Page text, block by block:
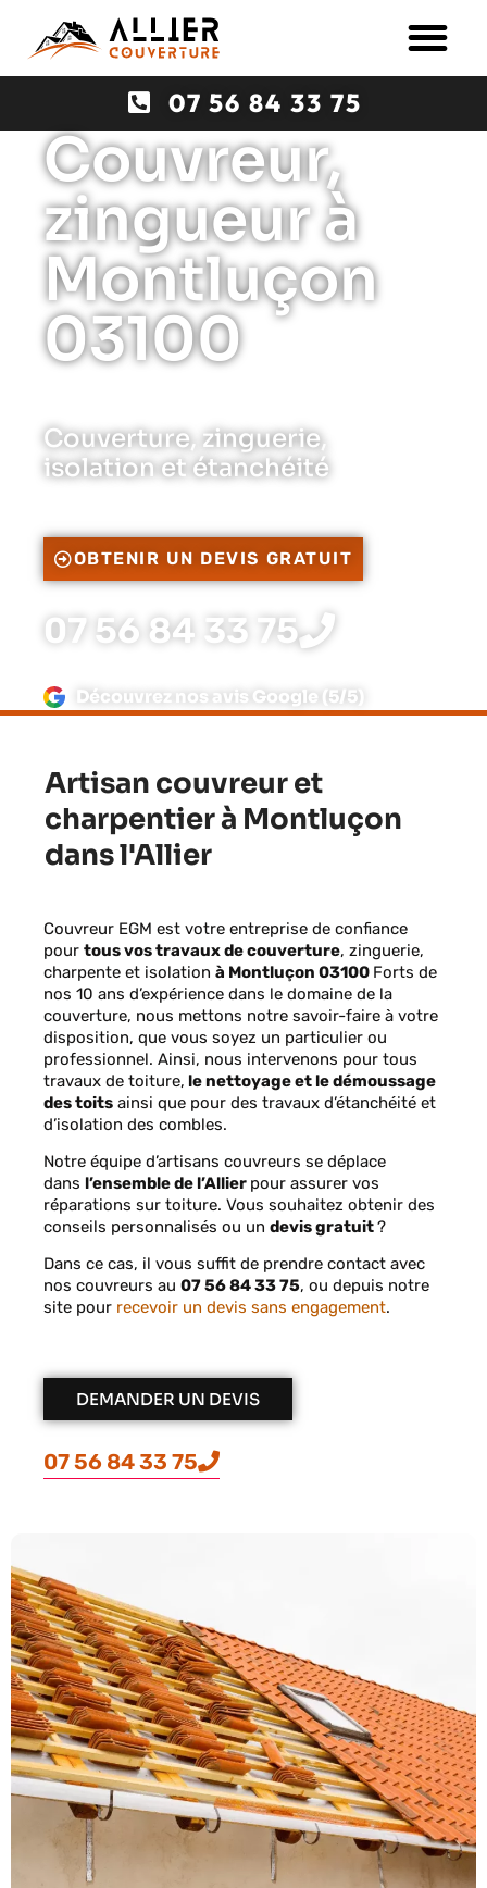
07 56 84 33 75
Couvreur,
zingueur à
Montluçon
03100
Couverture, zinguerie,
isolation et étanchéité
OBTENIR UN DEVIS GRATUIT
07 56 84 33 75
Découvrez nos avis Google (5/5)
Artisan couvreur et
charpentier à Montluçon
dans l'Allier
Couvreur EGM est votre entreprise de confiance
pour tous vos travaux de couverture, zinguerie,
charpente et isolation à Montluçon 03100 Forts de
nos 10 ans d’expérience dans le domaine de la
couverture, nous mettons notre savoir-faire à votre
disposition, que vous soyez un particulier ou
professionnel. Ainsi, nous intervenons pour tous
travaux de toiture, le nettoyage et le démoussage
des toits ainsi que pour des travaux d’étanchéité et
d’isolation des combles.
Notre équipe d’artisans couvreurs se déplace
dans l’ensemble de l’Allier pour assurer vos
réparations sur toiture. Vous souhaitez obtenir des
conseils personnalisés ou un devis gratuit?
Dans ce cas, il vous suffit de prendre contact avec
nos couvreurs au 07 56 84 33 75, ou depuis notre
site pour recevoir un devis sans engagement.
DEMANDER UN DEVIS
07 56 84 33 75